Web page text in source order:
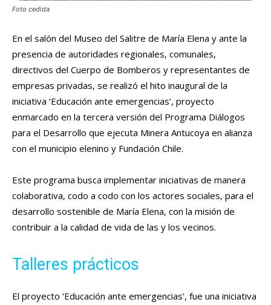
Foto cedida
En el salón del Museo del Salitre de María Elena y ante la
presencia de autoridades regionales, comunales,
directivos del Cuerpo de Bomberos y representantes de
empresas privadas, se realizó el hito inaugural de la
iniciativa ‘Educación ante emergencias’, proyecto
enmarcado en la tercera versión del Programa Diálogos
para el Desarrollo que ejecuta Minera Antucoya en alianza
con el municipio elenino y Fundación Chile.
Este programa busca implementar iniciativas de manera
colaborativa, codo a codo con los actores sociales, para el
desarrollo sostenible de María Elena, con la misión de
contribuir a la calidad de vida de las y los vecinos.
Talleres prácticos
El proyecto ‘Educación ante emergencias’, fue una iniciativa